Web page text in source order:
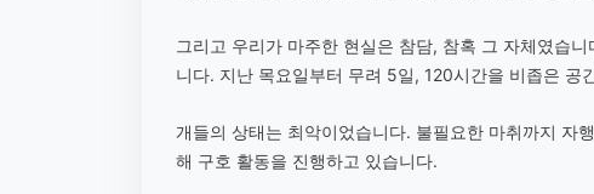
그리고 우리가 마주한 현실은 참담, 참혹 그 자체였습
니다. 지난 목요일부터 무려 5일, 120시간을 비좁은 공
개들의 상태는 최악이었습니다. 불필요한 마취까지 자
해 구호 활동을 진행하고 있습니다.